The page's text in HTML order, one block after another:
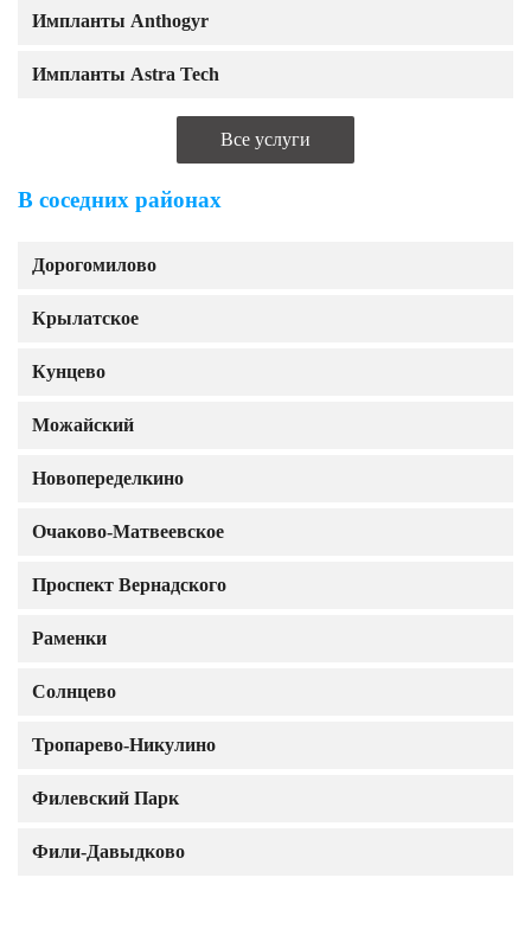
Импланты Anthogyr
Импланты Astra Tech
Все услуги
В соседних районах
Дорогомилово
Крылатское
Кунцево
Можайский
Новопеределкино
Очаково-Матвеевское
Проспект Вернадского
Раменки
Солнцево
Тропарево-Никулино
Филевский Парк
Фили-Давыдково